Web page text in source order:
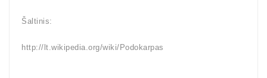
Šaltinis:
http://lt.wikipedia.org/wiki/Podokarpas